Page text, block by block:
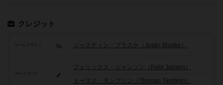
クレジット
ゲームデザイン ジャスティン・ブラスケ（Justin Blaske）
アートワーク
フェリックス・ジャンソン（Felix Janson）
トーマス・タンブリン（Thomas Tamblyn）